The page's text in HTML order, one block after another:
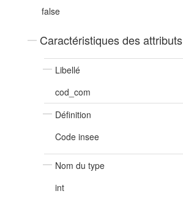
false
Caractéristiques des attributs
Libellé
cod_com
Définition
Code insee
Nom du type
int